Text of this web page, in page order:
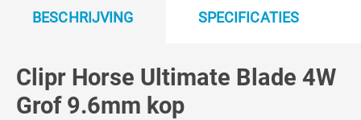
BESCHRIJVING SPECIFICATIES
Clipr Horse Ultimate Blade 4W
Grof 9.6mm kop